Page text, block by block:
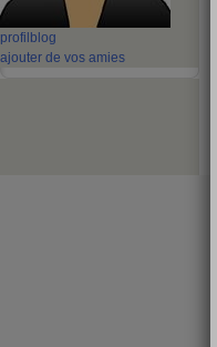
profil blog
ajouter de vos amies